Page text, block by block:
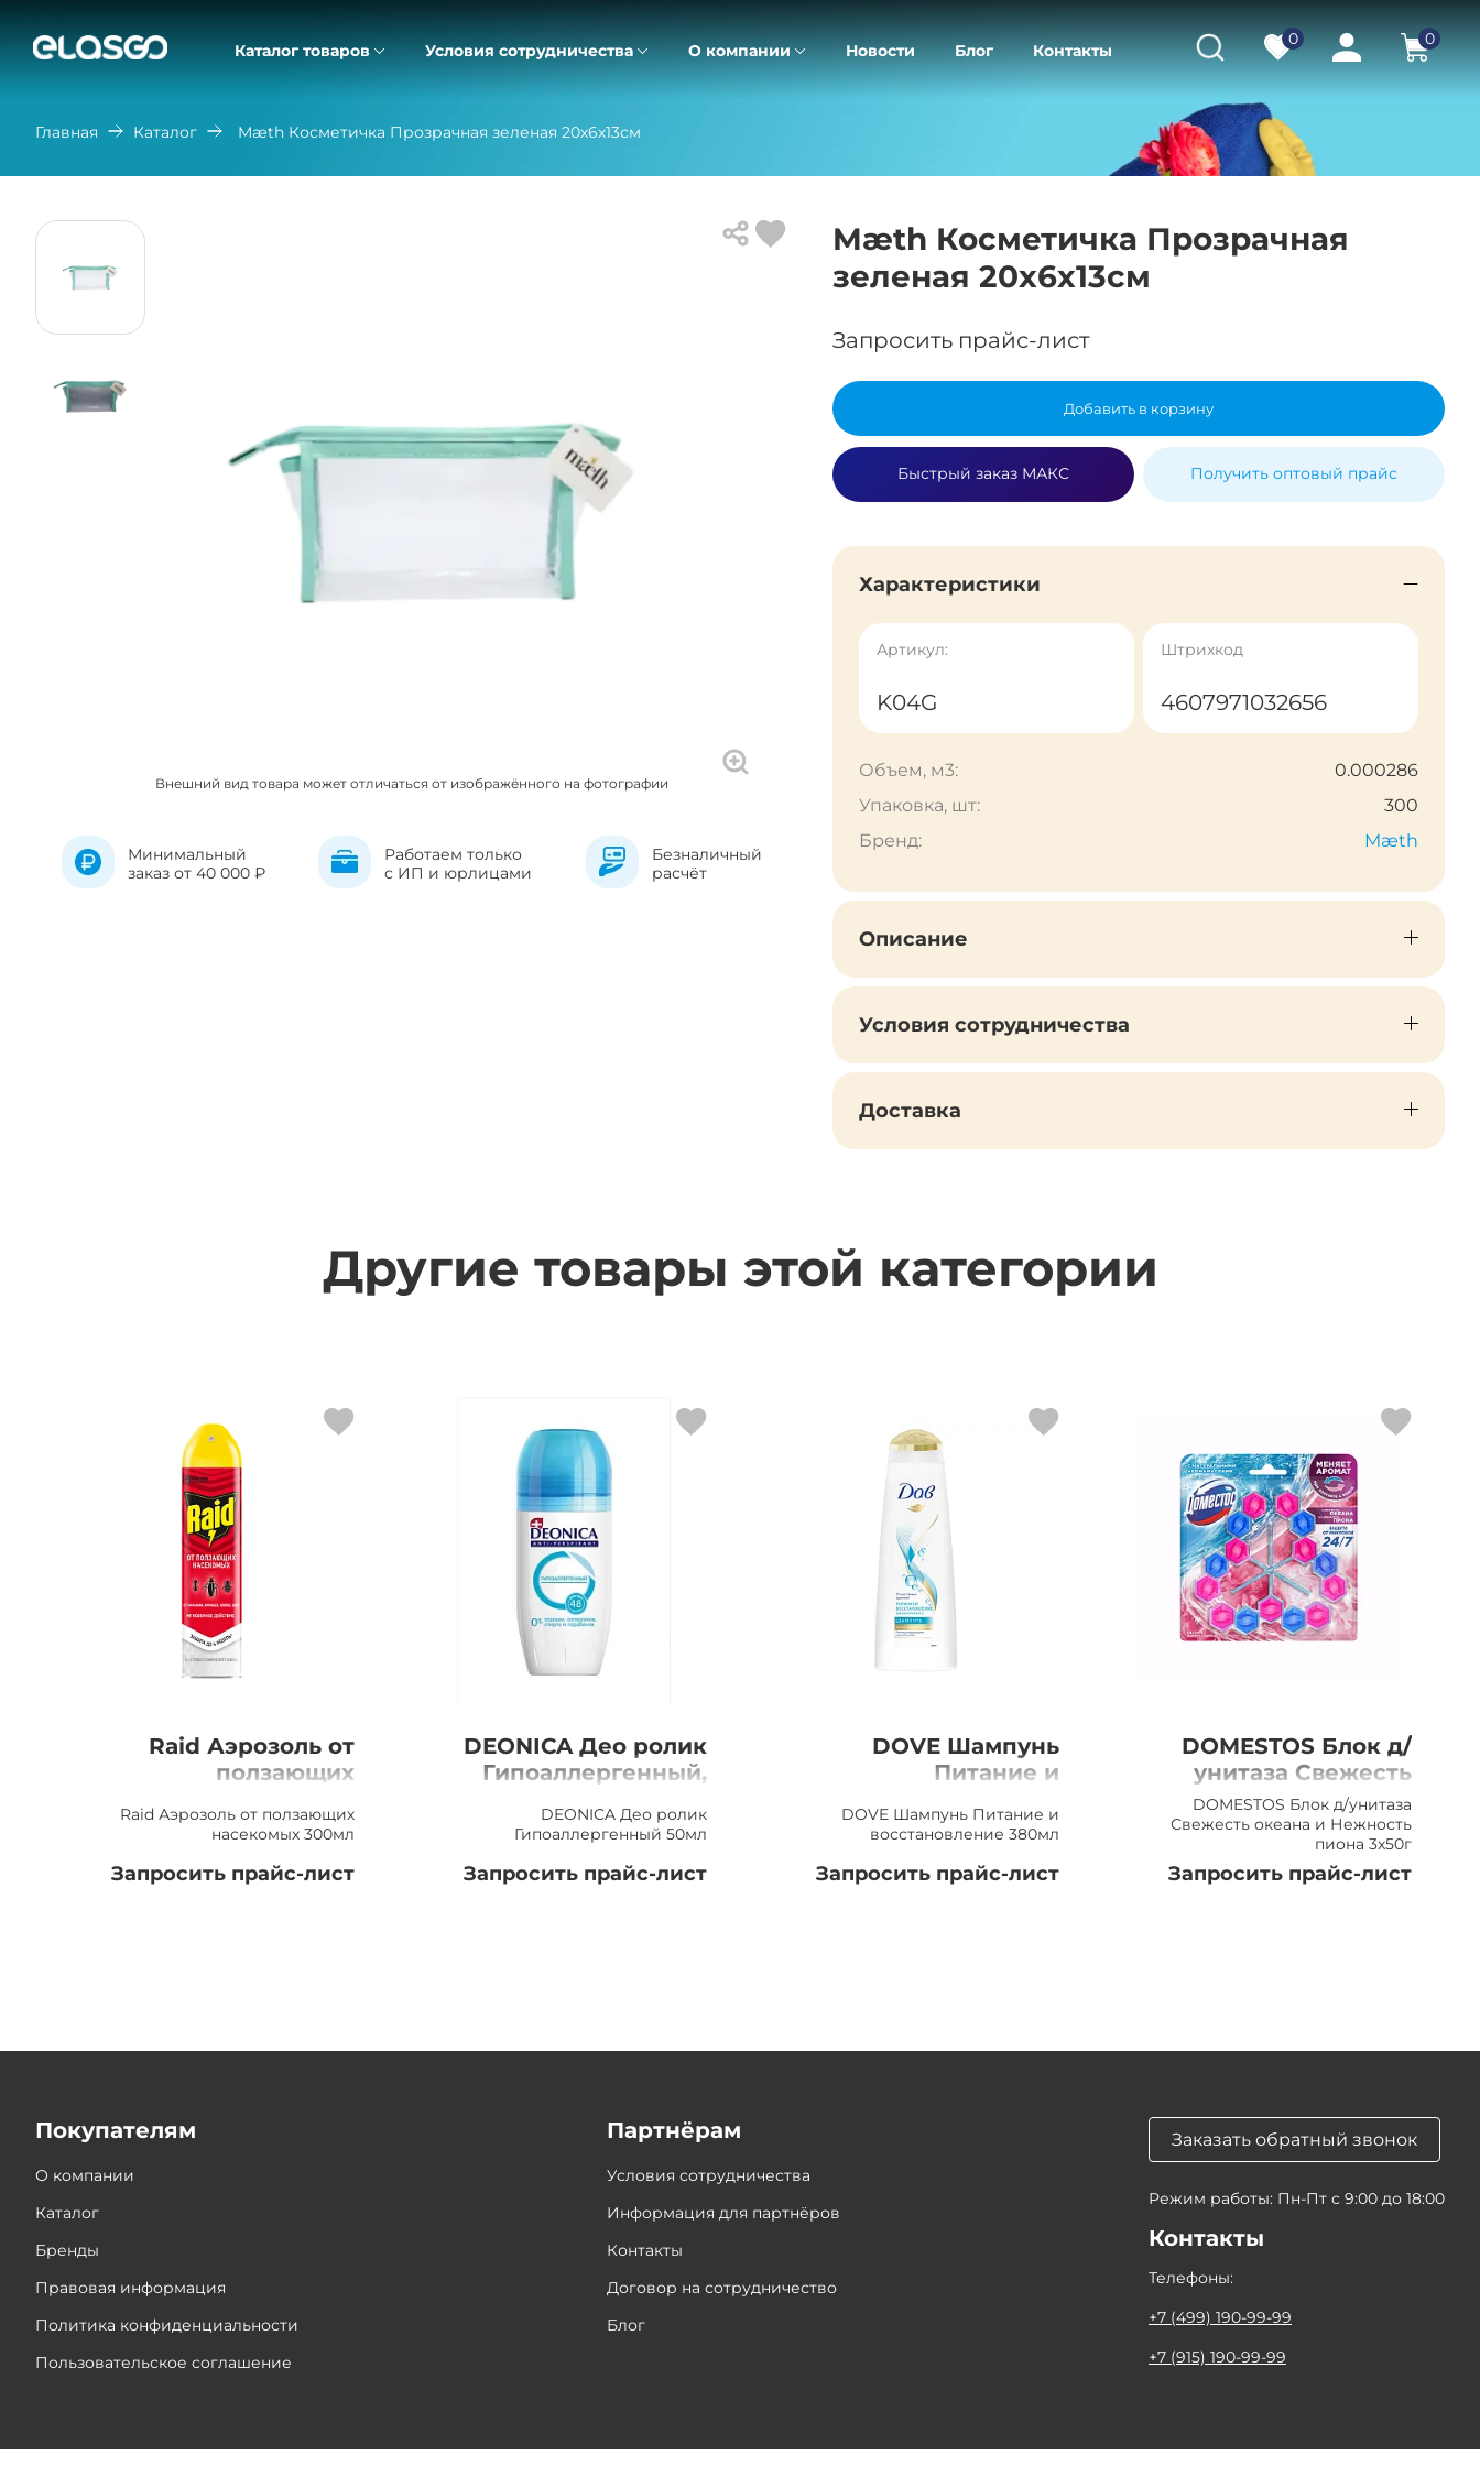
Каталог товаров Условия сотрудничества О компании Новости Блог Контакты
0 0
Главная Каталог Mæth Косметичка Прозрачная зеленая 20х6х13см
Внешний вид товара может отличаться от изображённого на фотографии
Минимальный
заказ от 40 000 ₽
Работаем только
с ИП и юрлицами
Безналичный
расчёт
Mæth Косметичка Прозрачная
зеленая 20х6х13см
Запросить прайс-лист
Добавить в корзину
Быстрый заказ МАКС Получить оптовый прайс
Характеристики
Артикул:
K04G
Штрихкод
4607971032656
Объем, м3:
0.000286
Упаковка, шт:
300
Бренд:
Mæth
Описание
Условия сотрудничества
Доставка
Другие товары этой категории
Raid Аэрозоль от
ползающих
Raid Аэрозоль от ползающих
насекомых 300мл
Запросить прайс-лист
DEONICA Део ролик
Гипоаллергенный,
DEONICA Део ролик
Гипоаллергенный 50мл
Запросить прайс-лист
DOVE Шампунь
Питание и
380мл
DOVE Шампунь Питание и
восстановление 380мл
Запросить прайс-лист
DOMESTOS Блок д/
унитаза Свежесть
океана и Нежность
пиона 3x50г
DOMESTOS Блок д/унитаза
Свежесть океана и Нежность
пиона 3x50г
Запросить прайс-лист
Покупателям
О компании
Каталог
Бренды
Правовая информация
Политика конфиденциальности
Пользовательское соглашение
Партнёрам
Условия сотрудничества
Информация для партнёров
Контакты
Договор на сотрудничество
Блог
Заказать обратный звонок
Режим работы: Пн-Пт с 9:00 до 18:00
Контакты
Телефоны:
+7 (499) 190-99-99
+7 (915) 190-99-99